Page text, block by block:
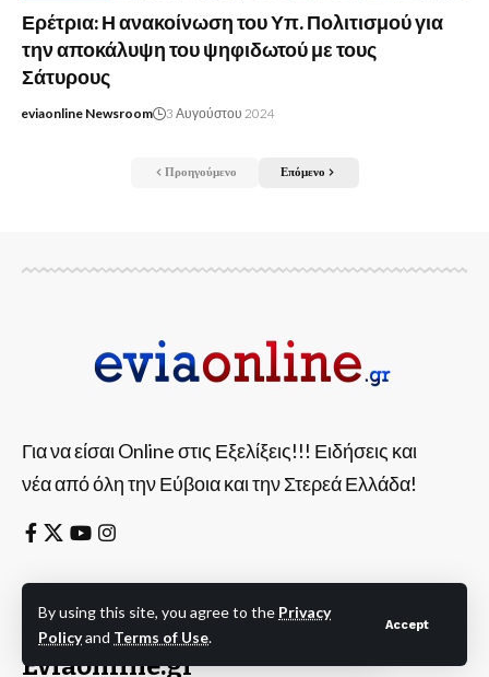
By using this site, you agree to the Privacy
Policyand Terms of Use.
Accept
Ερέτρια: Η ανακοίνωση του Υπ. Πολιτισμού για
την αποκάλυψη του ψηφιδωτού με τους
Σάτυρους
eviaonline Newsroom 3 Αυγούστου 2024
Προηγούμενο Επόμενο
Για να είσαι Online στις Εξελίξεις!!! Ειδήσεις και
νέα από όλη την Εύβοια και την Στερεά Ελλάδα!
Η Εύβοια πάντα
Online στις Εξελίξεις!
Eviaonline.gr